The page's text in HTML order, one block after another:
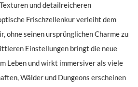
und detailreicheren
Frischzellenkur verleiht dem
ohne seinen ursprünglichen Charme zu
Einstellungen bringt die neue
Leben und wirkt immersiver als viele
Wälder und Dungeons erscheinen